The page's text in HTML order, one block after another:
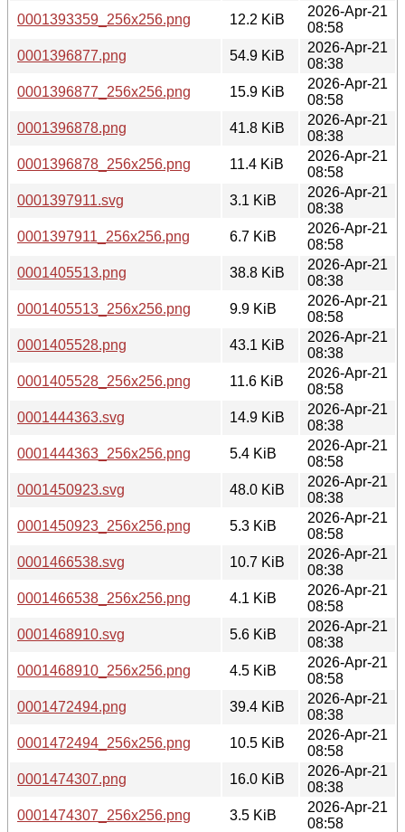
0001393359_256x256.png
12.2 KiB
2026-Apr-21
08:58
0001396877.png
54.9 KiB
2026-Apr-21
08:38
0001396877_256x256.png
15.9 KiB
2026-Apr-21
08:58
0001396878.png
41.8 KiB
2026-Apr-21
08:38
0001396878_256x256.png
11.4 KiB
2026-Apr-21
08:58
0001397911.svg
3.1 KiB
2026-Apr-21
08:38
0001397911_256x256.png
6.7 KiB
2026-Apr-21
08:58
0001405513.png
38.8 KiB
2026-Apr-21
08:38
0001405513_256x256.png
9.9 KiB
2026-Apr-21
08:58
0001405528.png
43.1 KiB
2026-Apr-21
08:38
0001405528_256x256.png
11.6 KiB
2026-Apr-21
08:58
0001444363.svg
14.9 KiB
2026-Apr-21
08:38
0001444363_256x256.png
5.4 KiB
2026-Apr-21
08:58
0001450923.svg
48.0 KiB
2026-Apr-21
08:38
0001450923_256x256.png
5.3 KiB
2026-Apr-21
08:58
0001466538.svg
10.7 KiB
2026-Apr-21
08:38
0001466538_256x256.png
4.1 KiB
2026-Apr-21
08:58
0001468910.svg
5.6 KiB
2026-Apr-21
08:38
0001468910_256x256.png
4.5 KiB
2026-Apr-21
08:58
0001472494.png
39.4 KiB
2026-Apr-21
08:38
0001472494_256x256.png
10.5 KiB
2026-Apr-21
08:58
0001474307.png
16.0 KiB
2026-Apr-21
08:38
0001474307_256x256.png
3.5 KiB
2026-Apr-21
08:58